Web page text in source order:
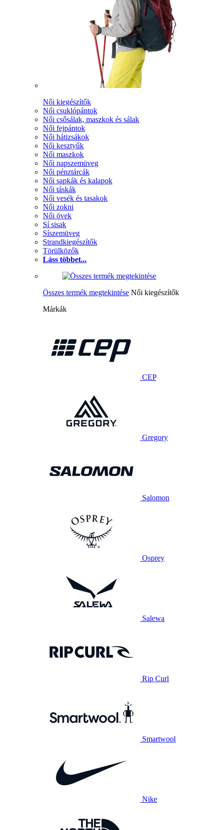
Női kiegészítők
Női csuklópántok
Női csősálak, maszkok és sálak
Női fejpántok
Női hátizsákok
Női kesztyűk
Női maszkok
Női napszemüveg
Női pénztárcák
Női sapkák és kalapok
Női táskák
Női vesék és tasakok
Női zokni
Női övek
Sí sisak
Síszemüveg
Strandkiegészítők
Törülközők
Láss többet...
Összes termék megtekintése Női kiegészítők
Márkák
CEP
Gregory
Salomon
Osprey
Salewa
Rip Curl
Smartwool
Nike